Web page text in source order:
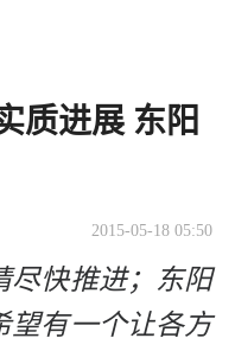
质进展 东阳
2015-05-18 05:50
尽快推进；东阳
望有一个让各方